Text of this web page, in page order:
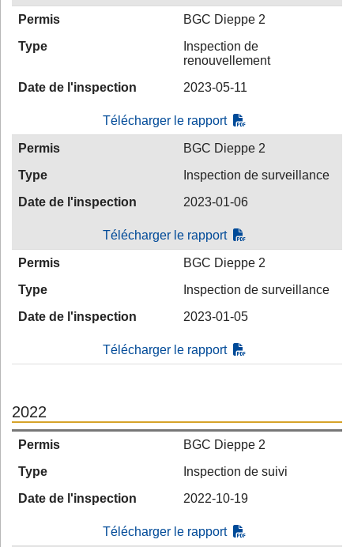
Permis
BGC Dieppe 2
Type
Inspection de
renouvellement
Date de l'inspection
2023-05-11
Télécharger le rapport
Permis
BGC Dieppe 2
Type
Inspection de surveillance
Date de l'inspection
2023-01-06
Télécharger le rapport
Permis
BGC Dieppe 2
Type
Inspection de surveillance
Date de l'inspection
2023-01-05
Télécharger le rapport
2022
Permis
BGC Dieppe 2
Type
Inspection de suivi
Date de l'inspection
2022-10-19
Télécharger le rapport